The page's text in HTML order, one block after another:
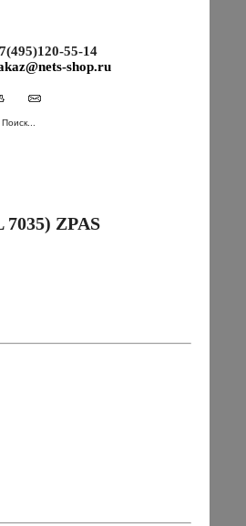
55-14
shop.ru
ZPAS